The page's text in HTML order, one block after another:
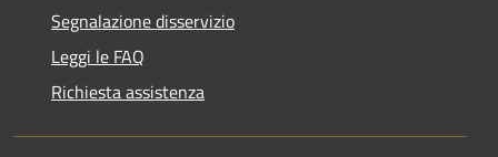
Segnalazione disservizio
Leggi le FAQ
Richiesta assistenza